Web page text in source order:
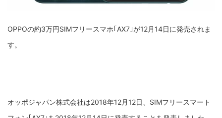
OPPOの約3万円SIMフリースマホ｢AX7｣が12月14日に発売されま
す。
オッポジャパン株式会社は2018年12月12日、SIMフリースマート